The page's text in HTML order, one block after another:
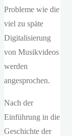
Probleme wie die
viel zu späte
Digitalisierung
von Musikvideos
werden
angesprochen.
Nach der
Einführung in die
Geschichte der